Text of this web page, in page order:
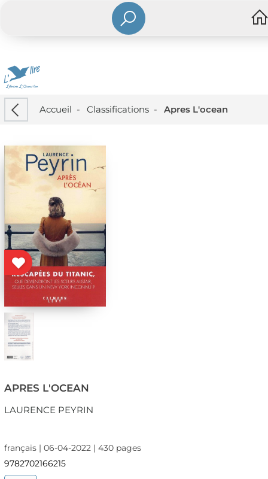
Accueil - Classifications- Apres L'ocean
APRES L'OCEAN
LAURENCE PEYRIN
français | 06-04-2022 | 430 pages
9782702166215